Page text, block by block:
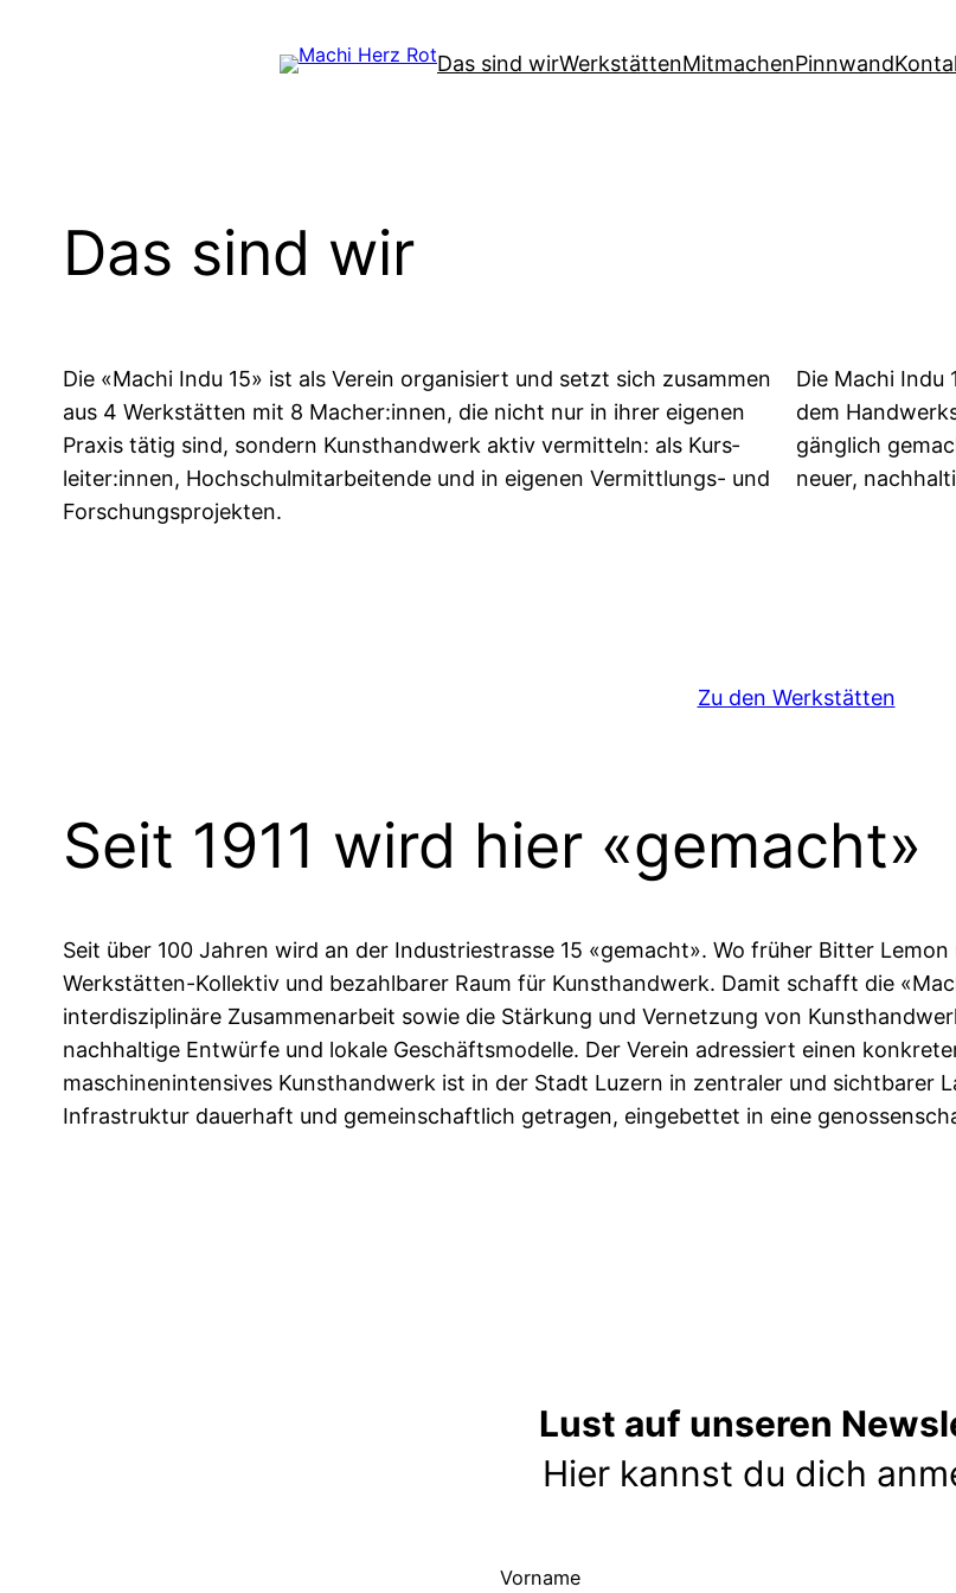
Das sind wirWerkstättenMitmachenPinnwand
Das sind wir
Die «Machi Indu 15» ist als Verein organisiert und setzt sich zusammen
aus 4 Werk­stätten mit 8 Macher:innen, die nicht nur in ihrer eigenen
Praxis tätig sind, sondern Kunst­handwerk aktiv vermitteln: als Kurs­
leiter:innen, Hochschul­mit­arbeitende und in eigenen Vermittlungs- und
Forschungsprojekten.
Die Machi Indu
dem
gänglich
neuer,
Zu den Werkstätten
Seit 1911 wird hier «gemacht»
Seit über 100 Jahren wird an der Industriestrasse 15 «gemacht». Wo früher Bitter
Werkstätten-Kollektiv und bezahlbarer Raum für Kunsthandwerk. Damit schafft die
interdisziplinäre Zusammenarbeit sowie die Stärkung und Vernetzung von
nachhaltige Entwürfe und lokale Geschäftsmodelle. Der Verein adressiert einen
maschinenintensives Kunsthandwerk ist in der Stadt Luzern in zentraler und sichtbarer
Infrastruktur dauerhaft und gemeinschaftlich getragen, eingebettet in eine
Lust auf unseren
Hier kannst du dich
Vorname